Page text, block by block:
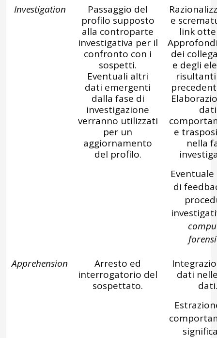
Investigation
Passaggio del
profilo supposto
alla controparte
investigativa per il
confronto con i
sospetti.
Eventuali altri
dati emergenti
dalla fase di
investigazione
verranno utilizzati
per un
aggiornamento
del profilo.
e
link
dei
e degli
dati
e
nella
di
Apprehension
Arresto ed
interrogatorio del
sospettato.
dati
dati.